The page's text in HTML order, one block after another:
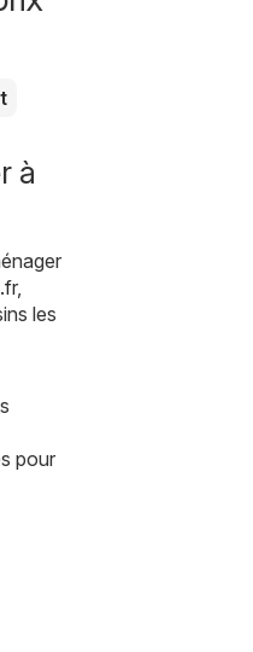
à
,
les
pour